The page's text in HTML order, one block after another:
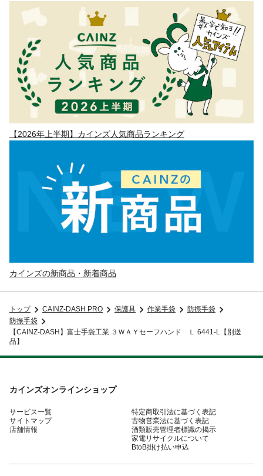
【2026年上半期】カインズ人気商品ランキング
カインズの新商品・新着商品
トップ CAINZ-DASH PRO 保護具 作業手袋
防振手袋
防振手袋
【CAINZ-DASH】富士手袋工業 ３ＷＡＹセーフハンド Ｌ 6441-L【別送
品】
カインズオンラインショップ
サービス一覧
サイトマップ
店舗情報
特定商取引法に基づく表記
古物営業法に基づく表記
酒類販売管理者標識の掲示
家電リサイクルについて
BtoB掛け払い申込